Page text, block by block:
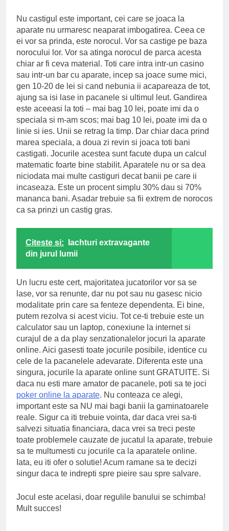
Nu castigul este important, cei care se joaca la
aparate nu urmaresc neaparat imbogatirea. Ceea ce
ei vor sa prinda, este norocul. Vor sa castige pe baza
norocului lor. Vor sa atinga norocul de parca acesta
chiar ar fi ceva material. Toti care intra intr-un casino
sau intr-un bar cu aparate, incep sa joace sume mici,
gen 10-20 de lei si cand nebunia ii acapareaza de tot,
ajung sa isi lase in pacanele si ultimul leut. Gandirea
este aceeasi la toti – mai bag 10 lei, poate imi da o
speciala si m-am scos; mai bag 10 lei, poate imi da o
linie si ies. Unii se retrag la timp. Dar chiar daca prind
marea speciala, a doua zi revin si joaca toti bani
castigati. Jocurile acestea sunt facute dupa un calcul
matematic foarte bine stabilit. Aparatele nu or sa dea
niciodata mai multe castiguri decat banii pe care ii
incaseaza. Este un procent simplu 30% dau si 70%
mananca bani. Asadar trebuie sa fii extrem de norocos
ca sa prinzi un castig gras.
Citeste si:
Iachturi extravagante
din jurul lumii
Un lucru este cert, majoritatea jucatorilor vor sa se
lase, vor sa renunte, dar nu pot sau nu gasesc nicio
modalitate prin care sa fenteze dependenta. Ei bine,
putem rezolva si acest viciu. Tot ce-ti trebuie este un
calculator sau un laptop, conexiune la internet si
curajul de a da play senzationalelor jocuri la aparate
online. Aici gasesti toate jocurile posibile, identice cu
cele de la pacanelele adevarate. Diferenta este una
singura, jocurile la aparate online sunt GRATUITE. Si
daca nu esti mare amator de pacanele, poti sa te joci
poker online la aparate. Nu conteaza ce alegi,
important este sa NU mai bagi banii la gaminatoarele
reale. Sigur ca iti trebuie vointa, dar daca vrei sa-ti
salvezi situatia financiara, daca vrei sa treci peste
toate problemele cauzate de jucatul la aparate, trebuie
sa te multumesti cu jocurile ca la aparatele online.
Iata, eu iti ofer o solutie! Acum ramane sa te decizi
singur daca te indrepti spre pieire sau spre salvare.
Jocul este acelasi, doar regulile banului se schimba!
Mult succes!